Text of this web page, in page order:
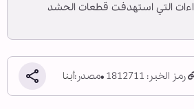
التي استهدفت قطعات الحشد
رمز الخبر: 1812711 مصدر:أبنا